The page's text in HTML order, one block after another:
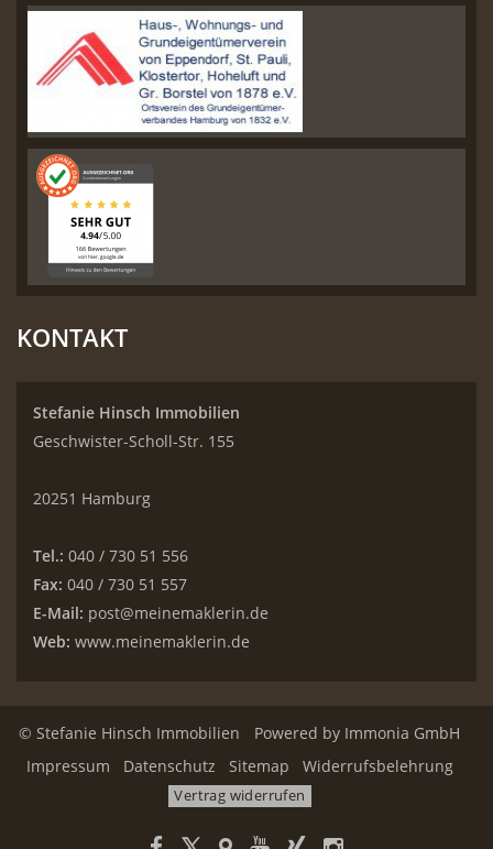
KONTAKT
Stefanie Hinsch Immobilien
Geschwister-Scholl-Str. 155
20251 Hamburg
Tel.: 040 / 730 51 556
Fax: 040 / 730 51 557
E-Mail: post@meinemaklerin.de
Web: www.meinemaklerin.de
© Stefanie Hinsch Immobilien Powered by Immonia GmbH
Impressum
Datenschutz Sitemap Widerrufsbelehrung
Vertrag widerrufen